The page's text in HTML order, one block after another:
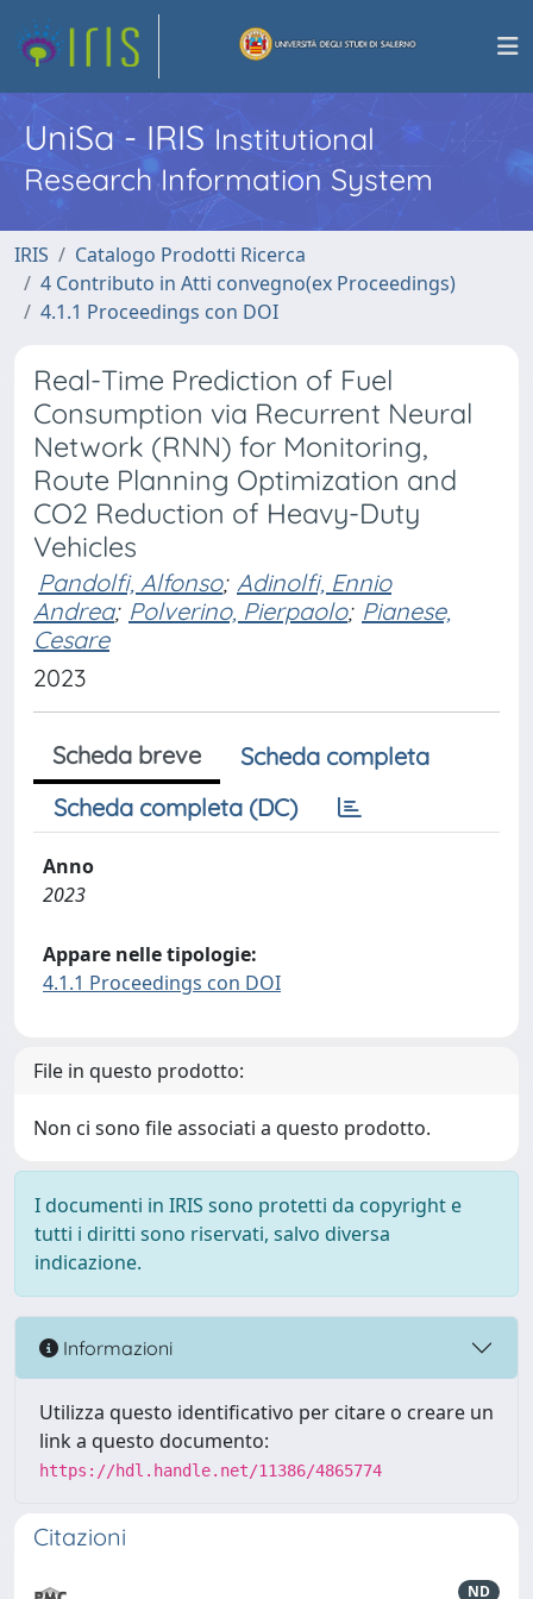
UniSa - IRISInstitutional
Research Information System
IRIS
Catalogo Prodotti Ricerca
4 Contributo in Atti convegno(ex Proceedings)
4.1.1 Proceedings con DOI
Real-Time Prediction of Fuel
Consumption via Recurrent Neural
Network (RNN) for Monitoring,
Route Planning Optimization and
CO2 Reduction of Heavy-Duty
Vehicles
Pandolfi, Alfonso; Adinolfi, Ennio
Andrea; Polverino, Pierpaolo; Pianese,
Cesare
2023
Scheda breve
Scheda completa
Scheda completa (DC)
Anno
2023
Appare nelle tipologie:
4.1.1 Proceedings con DOI
File in questo prodotto:
Non ci sono file associati a questo prodotto.
I documenti in IRIS sono protetti da copyright e
tutti i diritti sono riservati, salvo diversa
indicazione.
Informazioni
Utilizza questo identificativo per citare o creare un
link a questo documento:
https://hdl.handle.net/11386/4865774
Citazioni
ND